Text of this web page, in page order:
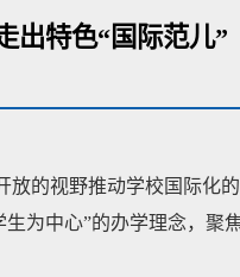
出特色“国际范儿”
的视野推动学校国际化
为中心”的办学理念，聚